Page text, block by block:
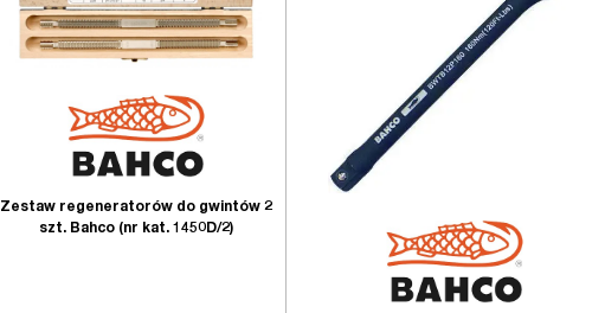
Zestaw regeneratorów do gwintów 2
szt. Bahco (nr kat. 1450D/2)